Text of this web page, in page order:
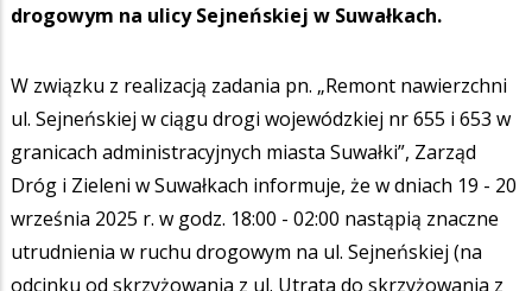
drogowym na ulicy Sejneńskiej w Suwałkach.
W związku z realizacją zadania pn. „Remont nawierzchni
ul. Sejneńskiej w ciągu drogi wojewódzkiej nr 655 i 653 w
granicach administracyjnych miasta Suwałki”, Zarząd
Dróg i Zieleni w Suwałkach informuje, że w dniach 19 - 20
września 2025 r. w godz. 18:00 - 02:00 nastąpią znaczne
utrudnienia w ruchu drogowym na ul. Sejneńskiej (na
odcinku od skrzyżowania z ul. Utrata do skrzyżowania z